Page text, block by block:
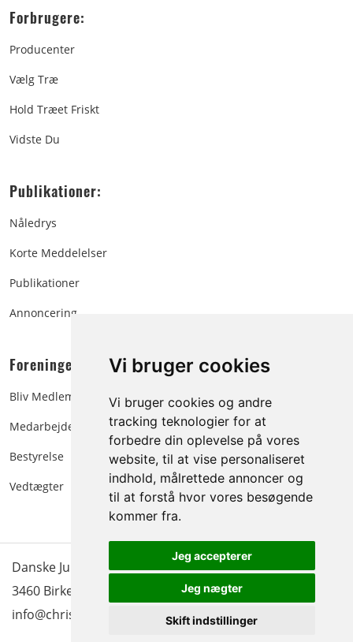
Vi bruger cookies
Vi bruger cookies og andre
tracking teknologier for at
forbedre din oplevelse på vores
website, til at vise personaliseret
indhold, målrettede annoncer og
til at forstå hvor vores besøgende
kommer fra.
Jeg accepterer
Jeg nægter
Skift indstillinger
Forbrugere:
Producenter
Vælg Træ
Hold Træet Friskt
Vidste Du
Publikationer:
Nåledrys
Korte Meddelelser
Publikationer
Annoncering
Foreningen:
Bliv Medlem
Medarbejdere
Bestyrelse
Vedtægter
Danske Juletræer - træer & grønt | Blokken 15 | DK-
3460 Birkerød |
Tlf.: 45 35 24 12|
info@christmastree.dk